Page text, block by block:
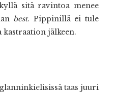
sitä ravintoa menee
best. Pippinillä ei tule
jälkeen.
taas juuri